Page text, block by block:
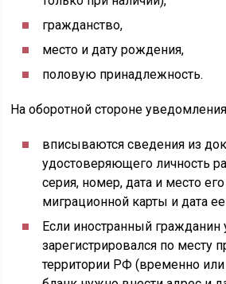
гражданство,
место и дату рождения,
половую принадлежность.
На оборотной стороне
вписываются сведения из
удостоверяющего личность
серия, номер, дата и место
миграционной карты и дата
Если иностранный гражданин
зарегистрировался по месту
территории РФ (временно или